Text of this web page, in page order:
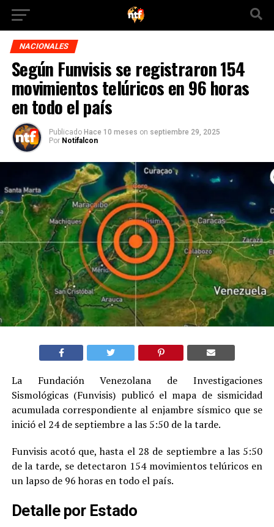
NACIONALES
Según Funvisis se registraron 154
movimientos telúricos en 96 horas
en todo el país
Publicado Hace 10 meses on septiembre 29, 2025
Por Notifalcon
La Fundación Venezolana de Investigaciones
Sismológicas (Funvisis) publicó el mapa de sismicidad
acumulada correspondiente al enjambre sísmico que se
inició el 24 de septiembre a las 5:50 de la tarde.
Funvisis acotó que, hasta el 28 de septiembre a las 5:50
de la tarde, se detectaron 154 movimientos telúricos en
un lapso de 96 horas en todo el país.
Detalle por Estado